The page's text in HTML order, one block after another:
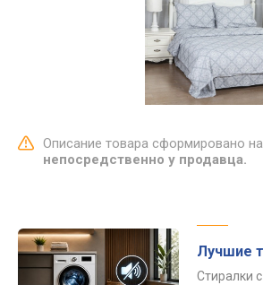
Описание товара сформировано
непосредственно у продавца.
Лучшие
Стиралки